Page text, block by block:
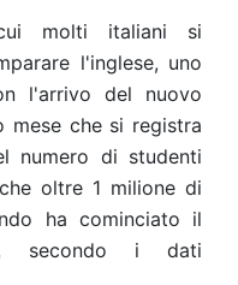
molti italiani si
l'inglese, uno
l'arrivo del nuovo
mese che si registra
numero di studenti
oltre 1 milione di
ha cominciato il
secondo i dati